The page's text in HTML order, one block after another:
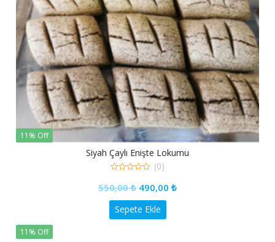
11% Off
Siyah Çaylı Enişte Lokumu
out
of
5
(0)
550,00₺ 490,00 ₺
Sepete Ekle
11% Off